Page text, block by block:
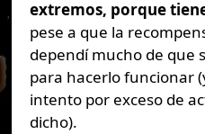
extremos, porque
pese a que la
dependí mucho de que
para hacerlo funcionar
intento por exceso de
dicho).